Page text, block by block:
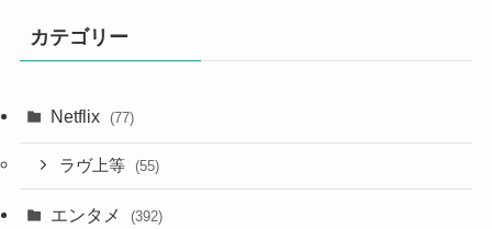
カテゴリー
Netflix (77)
ラヴ上等 (55)
エンタメ (392)